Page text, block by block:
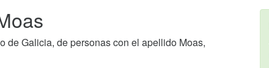
de Galicia, de personas con el apellido Moas,